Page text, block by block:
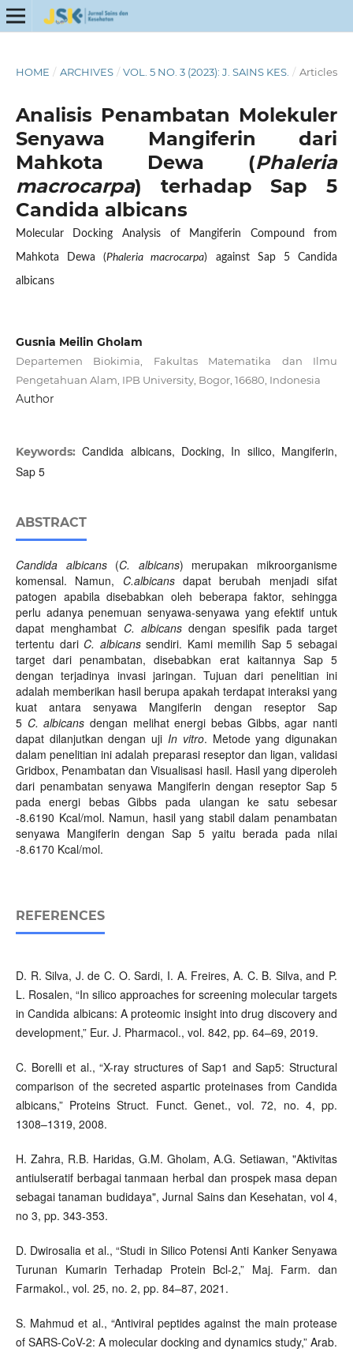
HOME / ARCHIVES / VOL. 5 NO. 3 (2023): J. SAINS KES. / Articles
Analisis Penambatan Molekuler
Senyawa Mangiferin dari
Mahkota Dewa (Phaleria
macrocarpa) terhadap Sap 5
Candida albicans
Molecular Docking Analysis of Mangiferin Compound from
Mahkota Dewa (Phaleria macrocarpa) against Sap 5 Candida
albicans
Gusnia Meilin Gholam
Departemen Biokimia, Fakultas Matematika dan Ilmu
Pengetahuan Alam, IPB University, Bogor, 16680, Indonesia
Author
Keywords:Candida albicans, Docking, In silico, Mangiferin,
Sap 5
ABSTRACT
Candida albicans (C. albicans) merupakan mikroorganisme
komensal. Namun, C.albicansdapat berubah menjadi sifat
patogen apabila disebabkan oleh beberapa faktor, sehingga
perlu adanya penemuan senyawa-senyawa yang efektif untuk
dapat menghambat C. albicansdengan spesifik pada target
tertentu dari C. albicanssendiri. Kami memilih Sap 5 sebagai
target dari penambatan, disebabkan erat kaitannya Sap 5
dengan terjadinya invasi jaringan. Tujuan dari penelitian ini
adalah memberikan hasil berupa apakah terdapat interaksi yang
kuat antara senyawa Mangiferin dengan reseptor Sap
5 C.albicans dengan melihat energi bebas Gibbs, agar nanti
dapat dilanjutkan dengan uji In vitro. Metode yang digunakan
dalam penelitian ini adalah preparasi reseptor dan ligan, validasi
Gridbox, Penambatan dan Visualisasi hasil. Hasil yang diperoleh
dari penambatan senyawa Mangiferin dengan reseptor Sap 5
pada energi bebas Gibbs pada ulangan ke satu sebesar
-8.6190 Kcal/mol. Namun, hasil yang stabil dalam penambatan
senyawa Mangiferin dengan Sap 5 yaitu berada pada nilai
-8.6170 Kcal/mol.
REFERENCES
D. R. Silva, J. de C. O. Sardi, I. A. Freires, A. C. B. Silva, and P.
L. Rosalen, “In silico approaches for screening molecular targets
in Candida albicans: A proteomic insight into drug discovery and
development,” Eur. J. Pharmacol., vol. 842, pp. 64–69, 2019.
C. Borelli et al., “X-ray structures of Sap1 and Sap5: Structural
comparison of the secreted aspartic proteinases from Candida
albicans,” Proteins Struct. Funct. Genet., vol. 72, no. 4, pp.
1308–1319, 2008.
H. Zahra, R.B. Haridas, G.M. Gholam, A.G. Setiawan, "Aktivitas
antiulseratif berbagai tanmaan herbal dan prospek masa depan
sebagai tanaman budidaya", Jurnal Sains dan Kesehatan, vol 4,
no 3, pp. 343-353.
D. Dwirosalia et al., “Studi in Silico Potensi Anti Kanker Senyawa
Turunan Kumarin Terhadap Protein Bcl-2,” Maj. Farm. dan
Farmakol., vol. 25, no. 2, pp. 84–87, 2021.
S. Mahmud et al., “Antiviral peptides against the main protease
of SARS-CoV-2: A molecular docking and dynamics study,” Arab.